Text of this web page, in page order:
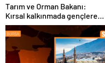
Tarım ve Orman Bakanı:
Kırsal kalkınmada gençlere
ve kadınlara pozitif ayrımcılık
yapıyoruz